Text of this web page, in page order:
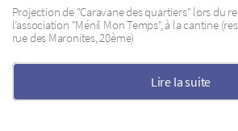
Projection de "Caravane des quartiers" lors du
l’association "Ménil Mon Temps", à la cantine
rue des Maronites, 20ème)
Lire la suite